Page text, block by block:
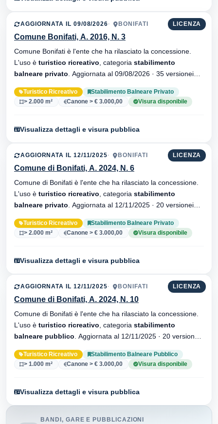
LICENZA
AGGIORNATA IL 09/08/2026 BONIFATI
Comune Bonifati, A. 2016, N. 3
Comune Bonifati è l'ente che ha rilasciato la concessione.
L'uso è turistico ricreativo , categoria stabilimento
balneare privato
Turistico Ricreativo
Stabilimento Balneare Privato
> 2.000 m²
Canone > € 3.000,00 Visura disponibile
Visualizza dettagli e visura pubblica
LICENZA
AGGIORNATA IL 12/11/2025 BONIFATI
Comune di Bonifati, A. 2024, N. 6
Comune di Bonifati è l'ente che ha rilasciato la concessione.
L'uso è turistico ricreativo , categoria stabilimento
balneare privato
Turistico Ricreativo
Stabilimento Balneare Privato
> 2.000 m²
Canone > € 3.000,00 Visura disponibile
Visualizza dettagli e visura pubblica
LICENZA
AGGIORNATA IL 12/11/2025 BONIFATI
Comune di Bonifati, A. 2024, N. 10
Comune di Bonifati è l'ente che ha rilasciato la concessione.
L'uso è turistico ricreativo , categoria stabilimento
balneare pubblico
Turistico Ricreativo
Stabilimento Balneare Pubblico
> 1.000 m²
Canone > € 3.000,00 Visura disponibile
Visualizza dettagli e visura pubblica
BANDI, GARE E PUBBLICAZIONI